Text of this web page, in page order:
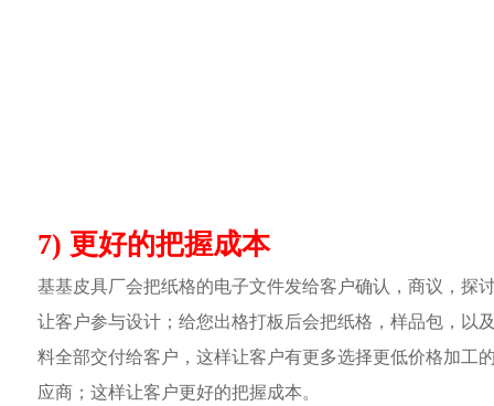
7) 更好的把握成本
基基皮具厂会把纸格的电子文件发给客户确认，商议，探
让客户参与设计；给您出格打板后会把纸格，样品包，以
料全部交付给客户，这样让客户有更多选择更低价格加工
应商；这样让客户更好的把握成本。